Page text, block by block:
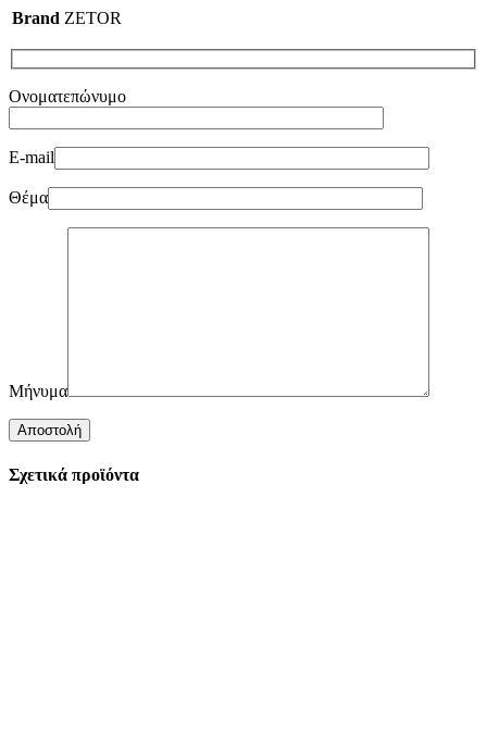
Brand ZETOR
Ονοματεπώνυμο
E-mail
Θέμα
Μήνυμα
Σχετικά προϊόντα